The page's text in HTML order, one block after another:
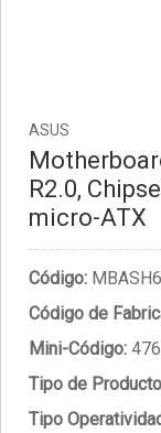
ASUS
R2.0,
micro-ATX
Código:
Código de
Mini-Código:
Tipo de
Tipo